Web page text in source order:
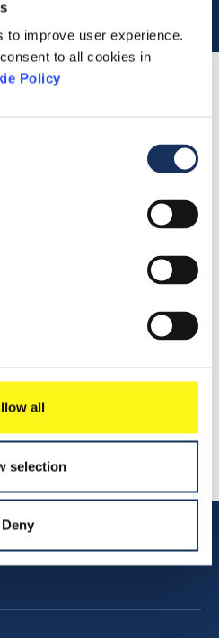
to improve user experience.
to all cookies in
Policy
all
selection
Deny